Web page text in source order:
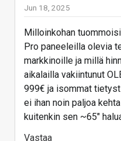
Jun 18, 2025
Milloinkohan
Pro paneeleilla olevia
markkinoille ja millä
aikalailla vakiintunut
999€ ja isommat
ei ihan noin paljoa
kuitenkin sen ~65"
Vastaa